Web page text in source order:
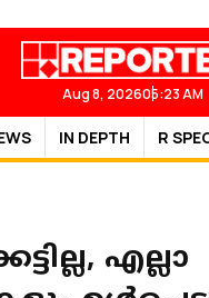
Aug 8, 202605:23 AM
IN DEPTH R
എല്ലാ